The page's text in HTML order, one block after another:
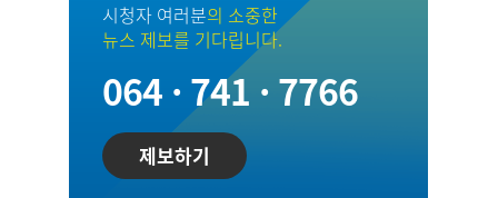
시청자 여러분의 소중한
뉴스 제보를 기다립니다.
064 · 741 · 7766
제보하기